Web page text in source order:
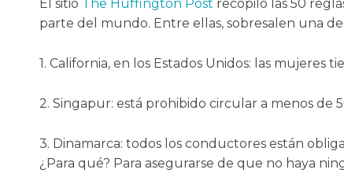
El sitio The Huffington Post recopiló las 50
parte del mundo. Entre ellas, sobresalen una
1. California, en los Estados Unidos: las mujeres
2. Singapur: está prohibido circular a menos de
3. Dinamarca: todos los conductores están
¿Para qué? Para asegurarse de que no haya